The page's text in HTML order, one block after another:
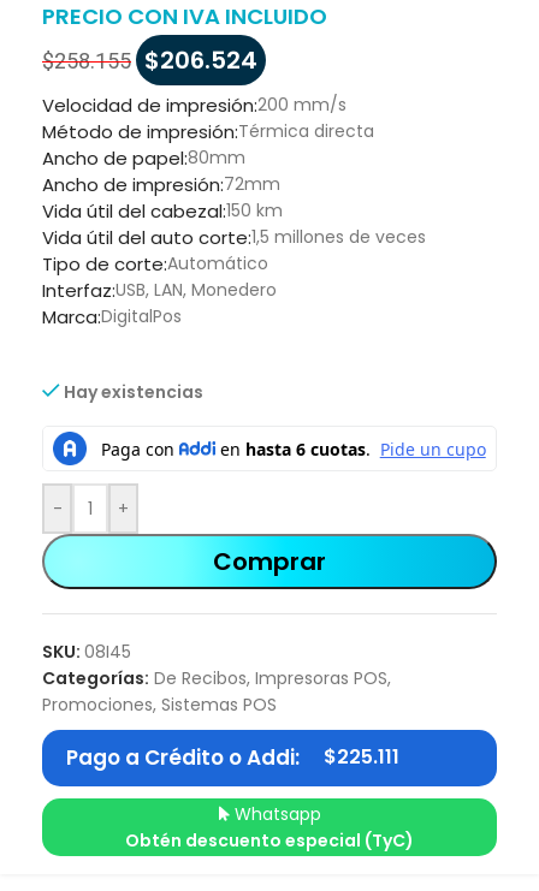
PRECIO CON IVA INCLUIDO
$258.155 $206.524
Velocidad de impresión:200 mm/s
Método de impresión:Térmica directa
Ancho de papel:80mm
Ancho de impresión:72mm
Vida útil del cabezal:150 km
Vida útil del auto corte:1,5 millones de veces
Tipo de corte:Automático
Interfaz:USB, LAN, Monedero
Marca:DigitalPos
Hay existencias
- +
Comprar
SKU: 08I45
Categorías: De Recibos, Impresoras POS,
Promociones, Sistemas POS
Pago a Crédito o Addi: $225.111
Whatsapp
Obtén descuento especial (TyC)